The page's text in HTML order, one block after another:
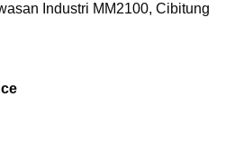
Industri MM2100, Cibitung